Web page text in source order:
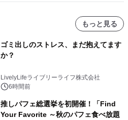
もっと見る
ゴミ出しのストレス、まだ抱えてます
か？
LivelyLifeライブリーライフ株式会社
6時間前
推しパフェ総選挙を初開催！「Find
Your Favorite ～秋のパフェ食べ放題